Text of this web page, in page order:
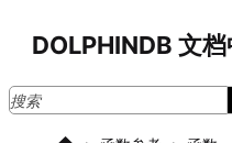
DOLPHINDB 文